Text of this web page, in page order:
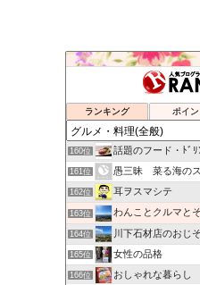
ランキング ポイン
156位 skog BLOG
ネットでショッピ
158位 Secret Box of OZ
159位 吉野サクラの楽し
160位 話題のフード・ﾄﾞﾘ
161位 愚三昧 菜る海の
162位 耳ヲスマシテ
163位 わんことクルマと
164位 川下石材店のおじ
165位 女性の品格
166位 おしゃれな暮らし